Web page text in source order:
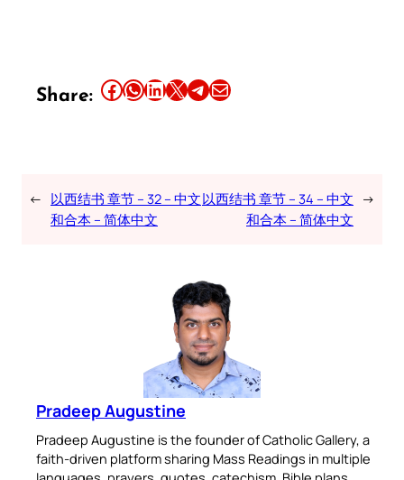
Share: Share this article on Facebook Share this article on WhatsApp Share this article on LinkedIn Share this article on X Share this article on TelegramEmail this Article
← 以西结书 章节 – 32 – 中文
和合本 – 简体中文
以西结书 章节 – 34 – 中文
和合本 – 简体中文
→
Pradeep Augustine
Pradeep Augustine is the founder of Catholic Gallery, a
faith-driven platform sharing Mass Readings in multiple